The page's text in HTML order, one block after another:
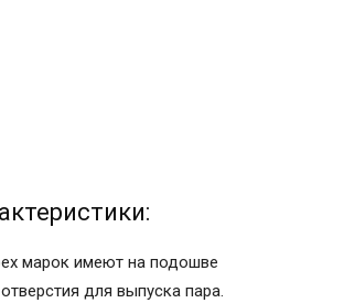
марок имеют на подошве
для выпуска пара.